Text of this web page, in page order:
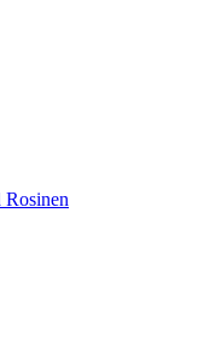
Rosinen